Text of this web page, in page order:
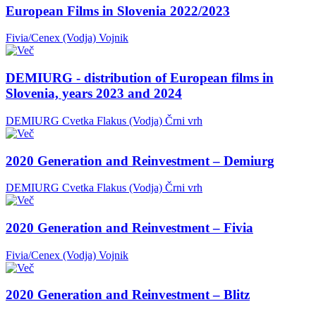
European Films in Slovenia 2022/2023
Fivia/Cenex (Vodja) Vojnik
DEMIURG - distribution of European films in
Slovenia, years 2023 and 2024
DEMIURG Cvetka Flakus (Vodja) Črni vrh
2020 Generation and Reinvestment – Demiurg
DEMIURG Cvetka Flakus (Vodja) Črni vrh
2020 Generation and Reinvestment – Fivia
Fivia/Cenex (Vodja) Vojnik
2020 Generation and Reinvestment – Blitz